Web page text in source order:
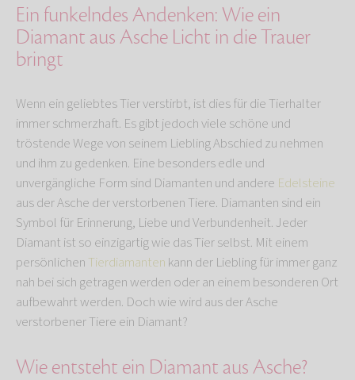
Ein funkelndes Andenken: Wie ein
Diamant aus Asche Licht in die Trauer
bringt
Wenn ein geliebtes Tier verstirbt, ist dies für die Tierhalter
immer schmerzhaft. Es gibt jedoch viele schöne und
tröstende Wege von seinem Liebling Abschied zu nehmen
und ihm zu gedenken. Eine besonders edle und
unvergängliche Form sind Diamanten und andere Edelsteine
aus der Asche der verstorbenen Tiere. Diamanten sind ein
Symbol für Erinnerung, Liebe und Verbundenheit. Jeder
Diamant ist so einzigartig wie das Tier selbst. Mit einem
persönlichen Tierdiamanten kann der Liebling für immer ganz
nah bei sich getragen werden oder an einem besonderen Ort
aufbewahrt werden. Doch wie wird aus der Asche
verstorbener Tiere ein Diamant?
Wie entsteht ein Diamant aus Asche?